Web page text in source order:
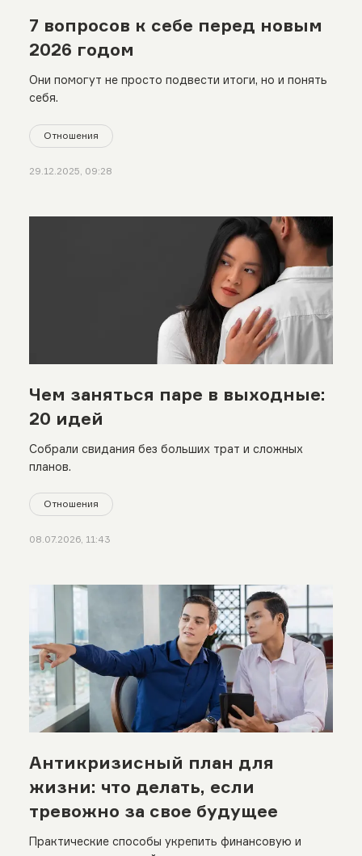
7 вопросов к себе перед новым
2026 годом
Они помогут не просто подвести итоги, но и понять
себя.
Отношения
29.12.2025, 09:28
Чем заняться паре в выходные:
20 идей
Собрали свидания без больших трат и сложных
планов.
Отношения
08.07.2026, 11:43
Антикризисный план для
жизни: что делать, если
тревожно за свое будущее
Практические способы укрепить финансовую и